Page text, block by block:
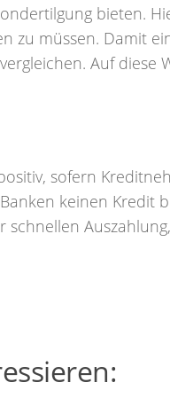
bieten.
zu müssen. Damit
Auf diese
sofern
keinen Kredit